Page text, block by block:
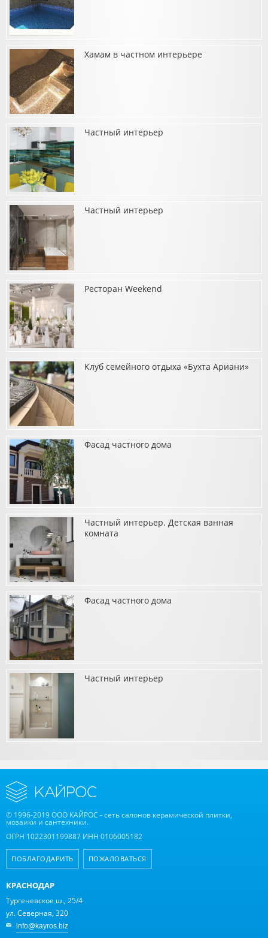
о Частный бассейнХамам в частном интерьере
о Хамам в частном интерьере
Частный интерьер
о Частный интерьерЧастный интерьер
о Частный интерьерРесторан Weekend
о Ресторан WeekendКлуб семейного отдыха «Бухта Ариани»
о Клуб семейного отдыха «Бухта Ариани»
Фасад частного дома
о Фасад частного домаЧастный интерьер. Детская ванная
комната
о Частный интерьер. Детская ванная комната
Фасад частного дома
о Фасад частного домаЧастный интерьер
© 1996-2019 ООО КАЙРОС - сеть салонов керамической плитки,
мозаики и сантехники.
ОГРН 1022301199887 ИНН 0106005182
ПОБЛАГОДАРИТЬ ПОЖАЛОВАТЬСЯ
КРАСНОДАР
Тургеневское ш., 25/4
ул. Северная, 320
info@kayros.biz